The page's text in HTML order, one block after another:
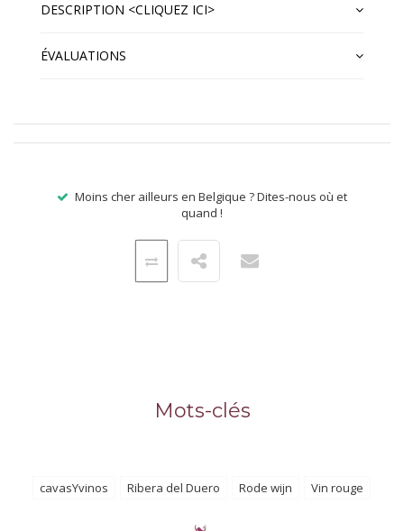
DESCRIPTION <CLIQUEZ ICI>
ÉVALUATIONS
Moins cher ailleurs en Belgique ? Dites-nous où et
quand !
Mots-clés
cavasYvinos Ribera del Duero Rode wijn Vin rouge